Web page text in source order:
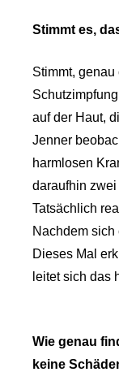
Stimmt es,
Stimmt,
auf der Haut,
Jenner
harmlosen
daraufhin
Tatsächlich
Nachdem
Dieses Mal
leitet sich das
Wie genau
keine